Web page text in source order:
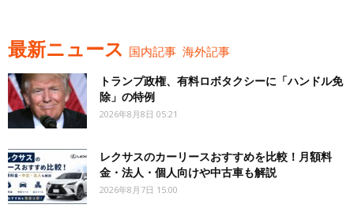
最新ニュース 国内記事 海外記事
トランプ政権、有料ロボタクシーに「ハンドル免
除」の特例
2026年8月8日 05:21
レクサスのカーリースおすすめを比較！月額料
金・法人・個人向けや中古車も解説
2026年8月7日 15:00